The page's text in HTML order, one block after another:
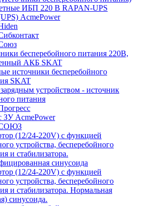
ИБП 220 В RAPAN-UPS
AcmePower
бесперебойного питания 220В,
АКБ SKAT
источники бесперебойного
SKAT
устройством - источник
питания
AcmePower
(12/24-220V) с функцией
устройства, бесперебойного
и стабилизатора.
синусоида
(12/24-220V) с функцией
устройства, бесперебойного
и стабилизатора. Нормальная
синусоида.